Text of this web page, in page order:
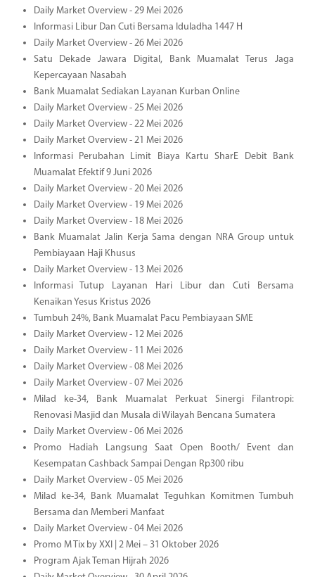
Daily Market Overview - 29 Mei 2026
Informasi Libur Dan Cuti Bersama Iduladha 1447 H
Daily Market Overview - 26 Mei 2026
Satu Dekade Jawara Digital, Bank Muamalat Terus Jaga
Kepercayaan Nasabah
Bank Muamalat Sediakan Layanan Kurban Online
Daily Market Overview - 25 Mei 2026
Daily Market Overview - 22 Mei 2026
Daily Market Overview - 21 Mei 2026
Informasi Perubahan Limit Biaya Kartu SharE Debit Bank
Muamalat Efektif 9 Juni 2026
Daily Market Overview - 20 Mei 2026
Daily Market Overview - 19 Mei 2026
Daily Market Overview - 18 Mei 2026
Bank Muamalat Jalin Kerja Sama dengan NRA Group untuk
Pembiayaan Haji Khusus
Daily Market Overview - 13 Mei 2026
Informasi Tutup Layanan Hari Libur dan Cuti Bersama
Kenaikan Yesus Kristus 2026
Tumbuh 24%, Bank Muamalat Pacu Pembiayaan SME
Daily Market Overview - 12 Mei 2026
Daily Market Overview - 11 Mei 2026
Daily Market Overview - 08 Mei 2026
Daily Market Overview - 07 Mei 2026
Milad ke-34, Bank Muamalat Perkuat Sinergi Filantropi:
Renovasi Masjid dan Musala di Wilayah Bencana Sumatera
Daily Market Overview - 06 Mei 2026
Promo Hadiah Langsung Saat Open Booth/ Event dan
Kesempatan Cashback Sampai Dengan Rp300 ribu
Daily Market Overview - 05 Mei 2026
Milad ke-34, Bank Muamalat Teguhkan Komitmen Tumbuh
Bersama dan Memberi Manfaat
Daily Market Overview - 04 Mei 2026
Promo M Tix by XXI | 2 Mei – 31 Oktober 2026
Program Ajak Teman Hijrah 2026